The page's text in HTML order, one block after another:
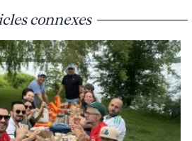
connexes